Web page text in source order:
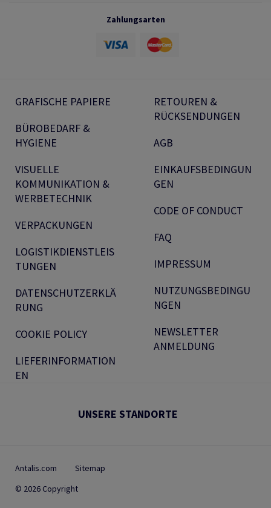
Zahlungsarten
GRAFISCHE PAPIERE
BÜROBEDARF &
HYGIENE
VISUELLE
KOMMUNIKATION &
WERBETECHNIK
VERPACKUNGEN
LOGISTIKDIENSTLEIS
TUNGEN
DATENSCHUTZERKLÄ
RUNG
COOKIE POLICY
LIEFERINFORMATION
EN
RETOUREN &
RÜCKSENDUNGEN
AGB
EINKAUFSBEDINGUN
GEN
CODE OF CONDUCT
FAQ
IMPRESSUM
NUTZUNGSBEDINGU
NGEN
NEWSLETTER
ANMELDUNG
UNSERE STANDORTE
Antalis.com
Sitemap
© 2026 Copyright